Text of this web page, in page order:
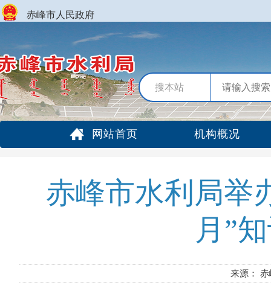
赤峰市人民政府
搜本站
网站首页 机构概况
赤峰市水利局举
月”
来源：